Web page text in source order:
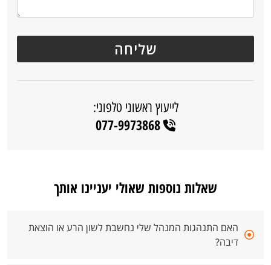
לייעוץ ראשוני טלפוני:
077-9973868
שאלות נוספות שאולי יעניינו אותך
האם התנהגות המנהל שלי נחשבת לשון הרע או הוצאת
דיבה?